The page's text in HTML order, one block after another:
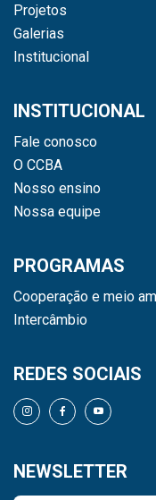
Projetos
Galerias
Institucional
INSTITUCIONAL
Fale conosco
O CCBA
Nosso ensino
Nossa equipe
PROGRAMAS
Cooperação e meio
Intercâmbio
REDES SOCIAIS
NEWSLETTER